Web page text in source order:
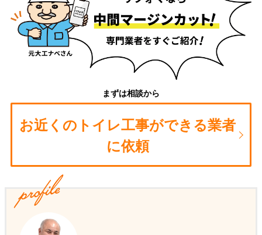
まずは相談から
お近くのトイレ工事ができる業者
に依頼